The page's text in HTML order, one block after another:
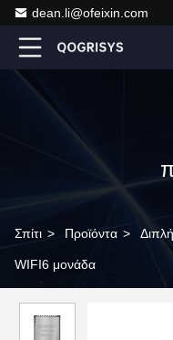
dean.li@ofeixin.com
Σπίτι > Προϊόντα >
WIFI6 μονάδα